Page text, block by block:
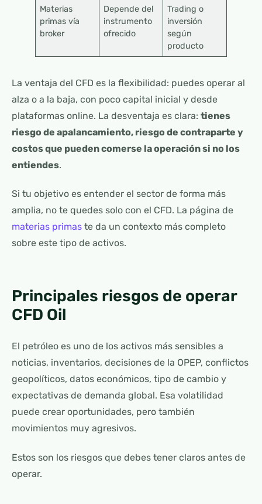
Materias
primas vía
broker
Depende del
instrumento
ofrecido
Trading o
inversión
según
producto
La ventaja del CFD es la flexibilidad: puedes operar al
alza o a la baja, con poco capital inicial y desde
plataformas online. La desventaja es clara: tienes
riesgo de apalancamiento, riesgo de contraparte y
costos que pueden comerse la operación si no los
entiendes.
Si tu objetivo es entender el sector de forma más
amplia, no te quedes solo con el CFD. La página de
materias primas te da un contexto más completo
sobre este tipo de activos.
Principales riesgos de operar
CFD Oil
El petróleo es uno de los activos más sensibles a
noticias, inventarios, decisiones de la OPEP, conflictos
geopolíticos, datos económicos, tipo de cambio y
expectativas de demanda global. Esa volatilidad
puede crear oportunidades, pero también
movimientos muy agresivos.
Estos son los riesgos que debes tener claros antes de
operar.